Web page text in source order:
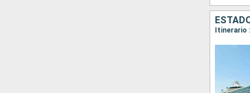
Itinerario